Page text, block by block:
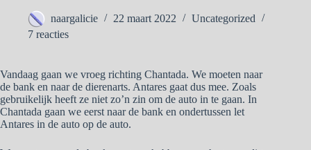
naargalicie 22 maart 2022
Uncategorized
7 reacties
Vandaag gaan we vroeg richting Chantada. We moeten naar
de bank en naar de dierenarts. Antares gaat dus mee. Zoals
gebruikelijk heeft ze niet zo’n zin om de auto in te gaan. In
Chantada gaan we eerst naar de bank en ondertussen let
Antares in de auto op de auto.